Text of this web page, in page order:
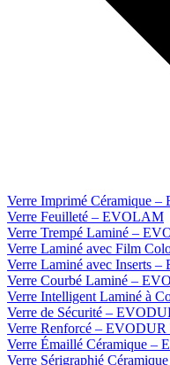
Verre Imprimé Céramique
Verre Feuilleté – EVOLAM
Verre Trempé Laminé –
Verre Laminé avec Film
Verre Laminé avec Inserts
Verre Courbé Laminé –
Verre Intelligent Laminé à
Verre de Sécurité –
Verre Renforcé –
Verre Émaillé Céramique –
Verre Sérigraphié